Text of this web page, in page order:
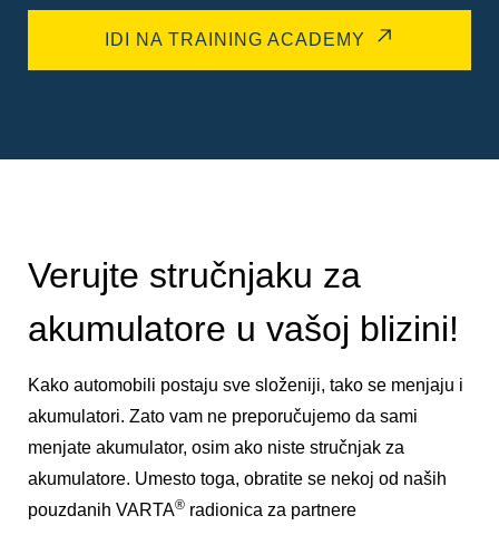
IDI NA TRAINING ACADEMY
Verujte stručnjaku za
akumulatore u vašoj blizini!
Kako automobili postaju sve složeniji, tako se menjaju i
akumulatori. Zato vam ne preporučujemo da sami
menjate akumulator, osim ako niste stručnjak za
akumulatore. Umesto toga, obratite se nekoj od naših
pouzdanih VARTA® radionica za partnere